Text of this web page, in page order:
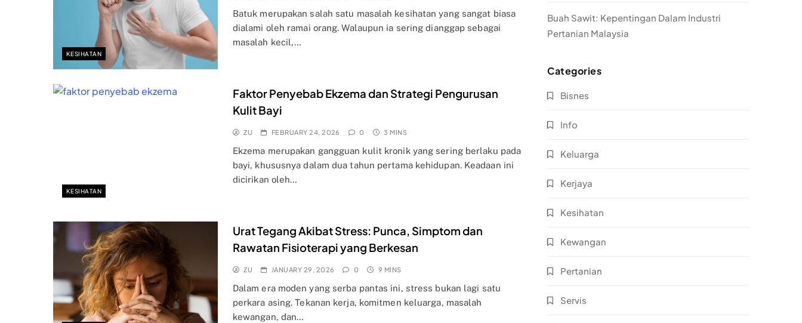
KESIHATAN
Batuk merupakan salah satu masalah kesihatan yang sangat biasa
dialami oleh ramai orang. Walaupun ia sering dianggap sebagai
masalah kecil,…
KESIHATAN
Faktor Penyebab Ekzema dan Strategi Pengurusan
Kulit Bayi
ZU FEBRUARY 24, 2026 0 3 MINS
Ekzema merupakan gangguan kulit kronik yang sering berlaku pada
bayi, khususnya dalam dua tahun pertama kehidupan. Keadaan ini
dicirikan oleh…
Urat Tegang Akibat Stress: Punca, Simptom dan
Rawatan Fisioterapi yang Berkesan
ZU JANUARY 29, 2026 0 9 MINS
Dalam era moden yang serba pantas ini, stress bukan lagi satu
perkara asing. Tekanan kerja, komitmen keluarga, masalah
kewangan, dan…
Buah Sawit: Kepentingan Dalam Industri
Pertanian Malaysia
Categories
Bisnes
Info
Keluarga
Kerjaya
Kesihatan
Kewangan
Pertanian
Servis